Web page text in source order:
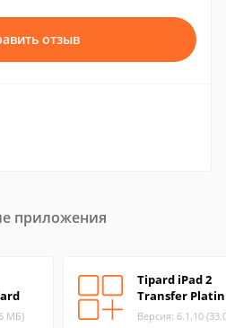
отзыв
приложения
МБ)
Tipard iPad 2
Transfer
Версия: 6.1.10